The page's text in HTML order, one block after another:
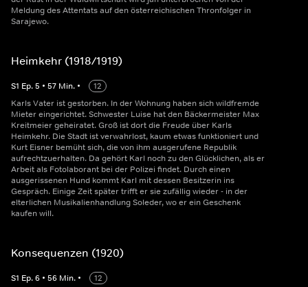
Meldung des Attentats auf den österreichischen Thronfolger in
Sarajewo.
Heimkehr (1918/1919)
S1 Ep.5 • 57 Min. •
12
Karls Vater ist gestorben. In der Wohnung haben sich wildfremde
Mieter eingerichtet. Schwester Luise hat den Bäckermeister Max
Kreitmeier geheiratet. Groß ist dort die Freude über Karls
Heimkehr. Die Stadt ist verwahrlost, kaum etwas funktioniert und
Kurt Eisner bemüht sich, die von ihm ausgerufene Republik
aufrechtzuerhalten. Da gehört Karl noch zu den Glücklichen, als er
Arbeit als Fotolaborant bei der Polizei findet. Durch einen
ausgerissenen Hund kommt Karl mit dessen Besitzerin ins
Gespräch. Einige Zeit später trifft er sie zufällig wieder - in der
elterlichen Musikalienhandlung Soleder, wo er ein Geschenk
kaufen will.
Konsequenzen (1920)
S1 Ep.6 • 56 Min. •
12